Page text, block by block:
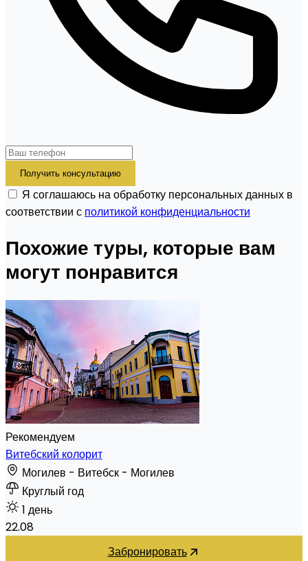
Получить консультацию
Я соглашаюсь на обработку персональных данных в
соответствии с политикой конфиденциальности
Похожие туры, которые вам
могут понравится
Рекомендуем
Витебский колорит
Могилев - Витебск - Могилев
Круглый год
1 день
22.08
Забронировать